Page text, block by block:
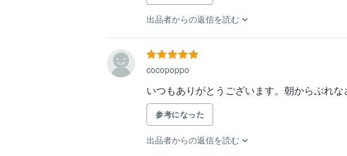
出品者からの返信を読む
cocopoppo
いつもありがとうございます。朝からぷれ
参考になった
出品者からの返信を読む